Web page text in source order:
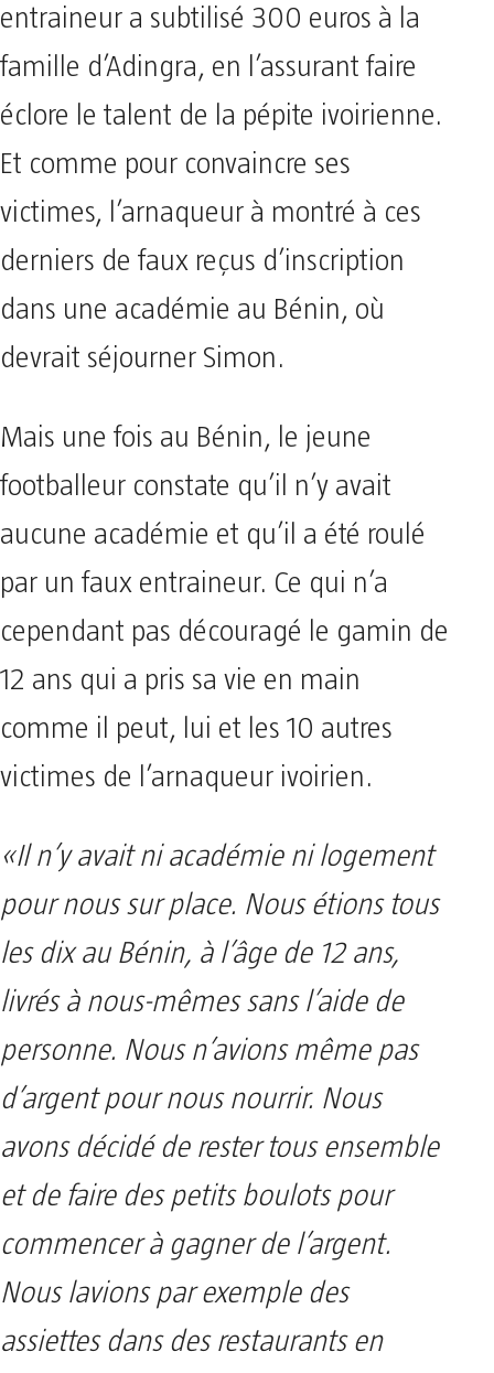
entraineur a subtilisé 300 euros à la
famille d’Adingra, en l’assurant faire
éclore le talent de la pépite ivoirienne.
Et comme pour convaincre ses
victimes, l’arnaqueur à montré à ces
derniers de faux reçus d’inscription
dans une académie au Bénin, où
devrait séjourner Simon.
Mais une fois au Bénin, le jeune
footballeur constate qu’il n’y avait
aucune académie et qu’il a été roulé
par un faux entraineur. Ce qui n’a
cependant pas découragé le gamin de
12 ans qui a pris sa vie en main
comme il peut, lui et les 10 autres
victimes de l’arnaqueur ivoirien.
«Il n’y avait ni académie ni logement
pour nous sur place. Nous étions tous
les dix au Bénin, à l’âge de 12 ans,
livrés à nous-mêmes sans l’aide de
personne. Nous n’avions même pas
d’argent pour nous nourrir. Nous
avons décidé de rester tous ensemble
et de faire des petits boulots pour
commencer à gagner de l’argent.
Nous lavions par exemple des
assiettes dans des restaurants en